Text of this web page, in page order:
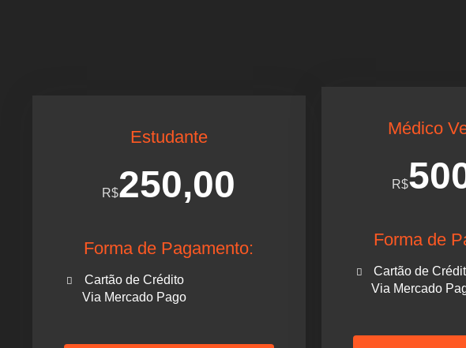
Estudante
R$250,00
Forma de Pagamento:
Cartão de Crédito
Via Mercado Pago
Médico
R$
Forma de
Cartão de
Via Mercado